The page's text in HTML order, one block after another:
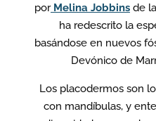
porMelina Jobbinsde la
ha redescrito la
basándose en nuevos
Devónico de
Los placodermos son
con mandíbulas, y